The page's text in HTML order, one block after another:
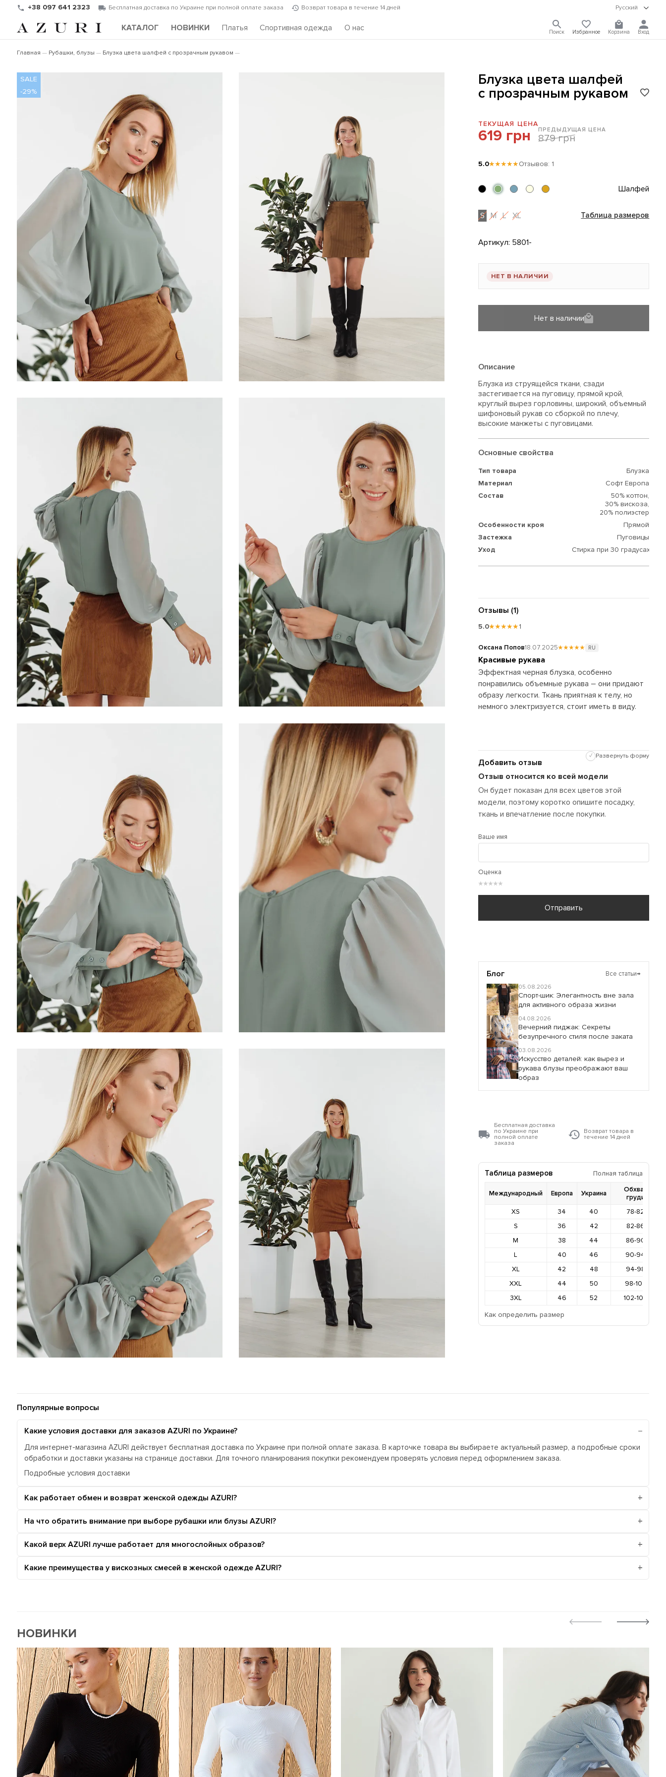
+38 097 641 2323 Бесплатная доставка по Украине при полной оплате заказа Возврат товара в течение 14 дней Русский
КАТАЛОГ НОВИНКИ Платья Спортивная одежда О нас Поиск Избранное Корзина Вход
Главная Рубашки, блузы Блузка цвета шалфей с прозрачным рукавом
Блузка цвета шалфей
с прозрачным рукавом
ТЕКУЩАЯ ЦЕНА
619 грн ПРЕДЫДУЩАЯ ЦЕНА
879 грн
5.0★★★★★Отзывов: 1
Шалфей
S M L XL Таблица размеров
Артикул: 5801-
НЕТ В НАЛИЧИИ
Нет в наличии
Описание
Блузка из струящейся ткани, сзади
застегивается на пуговицу, прямой крой,
круглый вырез горловины, широкий, объемный
шифоновый рукав со сборкой по плечу,
высокие манжеты с пуговицами.
Основные свойства
Тип товара
Блузка
Материал
Софт Европа
Состав
50% коттон,
30% вискоза,
20% полиэстер
Особенности кроя
Прямой
Застежка
Пуговицы
Уход
Стирка при 30 градусах
Отзывы (1)
5.0★★★★★1
Оксана Попов18.07.2025★★★★★ RU
Красивые рукава
Эффектная черная блузка, особенно
понравились объемные рукава – они придают
образу легкости. Ткань приятная к телу, но
немного электризуется, стоит иметь в виду.
Добавить отзыв
✓ Развернуть форму
Отзыв относится ко всей модели
Он будет показан для всех цветов этой
модели, поэтому коротко опишите посадку,
ткань и впечатление после покупки.
Ваше имя
Оценка
★
★
★
★
★
Отправить
Блог Все статьи→
05.08.2026
Спорт-шик: Элегантность вне зала
для активного образа жизни
04.08.2026
Вечерний пиджак: Секреты
безупречного стиля после заката
03.08.2026
Искусство деталей: как вырез и
рукава блузы преображают ваш
образ
Бесплатная доставка
по Украине при
полной оплате
заказа
Возврат товара в
течение 14 дней
Таблица размеров Полная таблица
Международный Европа Украина
Обхват
груди
XS
34 40
78-82
S
36 42
82-86
M
38 44
86-90
L
40 46
90-94
XL
42 48
94-98
XXL
44 50
98-102
3XL
46 52
102-106
Как определить размер
Популярные вопросы
Какие условия доставки для заказов AZURI по Украине?
Для интернет-магазина AZURI действует бесплатная доставка по Украине при полной оплате заказа. В карточке товара вы выбираете актуальный размер, а подробные сроки
обработки и доставки указаны на странице доставки. Для точного планирования покупки рекомендуем проверять условия перед оформлением заказа.
Подробные условия доставки
Как работает обмен и возврат женской одежды AZURI?
На что обратить внимание при выборе рубашки или блузы AZURI?
Какой верх AZURI лучше работает для многослойных образов?
Какие преимущества у вискозных смесей в женской одежде AZURI?
НОВИНКИ